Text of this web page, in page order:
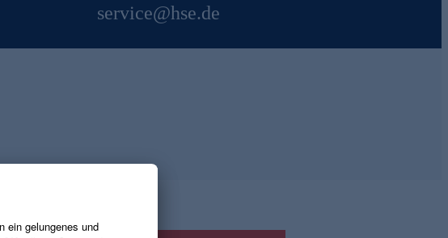
service@hse.de